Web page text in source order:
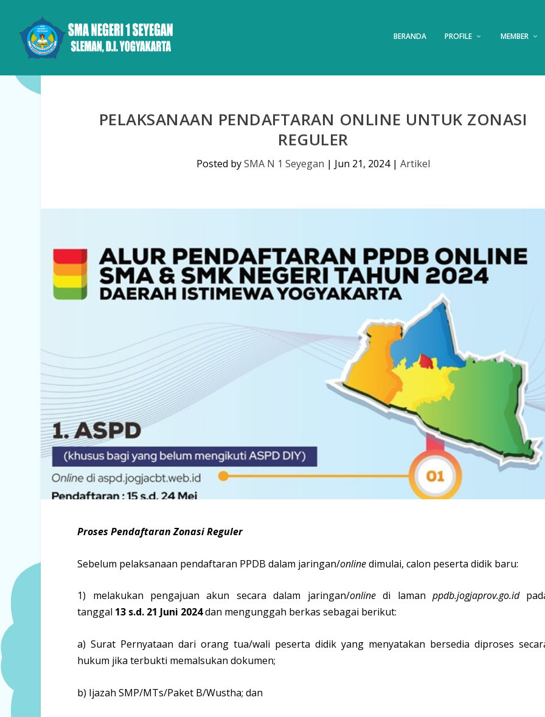
BERANDA PROFILE MEMBER
PELAKSANAAN PENDAFTARAN ONLINE UNTUK ZONASI
REGULER
Posted bySMA N 1 Seyegan | Jun 21, 2024| Artikel
Proses Pendaftaran Zonasi Reguler
Sebelum pelaksanaan pendaftaran PPDB dalam jaringan/onlinedimulai, calon peserta didik baru:
1) melakukan pengajuan akun secara dalam jaringan/onlinedi laman ppdb.jogjaprov.go.id
tanggal 13 s.d. 21 Juni 2024dan mengunggah berkas sebagai berikut:
a) Surat Pernyataan dari orang tua/wali peserta didik yang menyatakan bersedia diproses
hukum jika terbukti memalsukan dokumen;
b) Ijazah SMP/MTs/Paket B/Wustha; dan